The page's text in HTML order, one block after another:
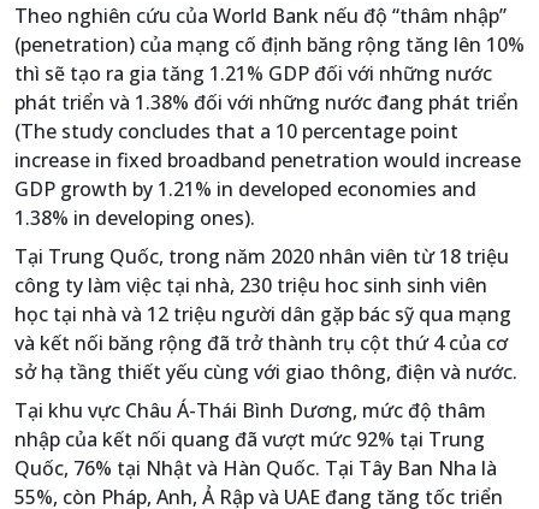
Theo nghiên cứu của World Bank nếu độ “thâm nhập”
(penetration) của mạng cố định băng rộng tăng lên 10%
thì sẽ tạo ra gia tăng 1.21% GDP đối với những nước
phát triển và 1.38% đối với những nước đang phát triển
(The study concludes that a 10 percentage point
increase in fixed broadband penetration would increase
GDP growth by 1.21% in developed economies and
1.38% in developing ones).
Tại Trung Quốc, trong năm 2020 nhân viên từ 18 triệu
công ty làm việc tại nhà, 230 triệu hoc sinh sinh viên
học tại nhà và 12 triệu người dân gặp bác sỹ qua mạng
và kết nối băng rộng đã trở thành trụ cột thứ 4 của cơ
sở hạ tầng thiết yếu cùng với giao thông, điện và nước.
Tại khu vực Châu Á-Thái Bình Dương, mức độ thâm
nhập của kết nối quang đã vượt mức 92% tại Trung
Quốc, 76% tại Nhật và Hàn Quốc. Tại Tây Ban Nha là
55%, còn Pháp, Anh, Ả Rập và UAE đang tăng tốc triển